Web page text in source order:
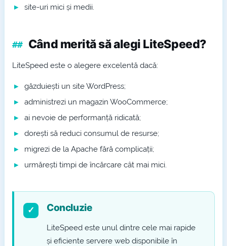
site-uri mici și medii.
Când merită să alegi LiteSpeed?
LiteSpeed este o alegere excelentă dacă:
găzduiești un site WordPress;
administrezi un magazin WooCommerce;
ai nevoie de performanță ridicată;
dorești să reduci consumul de resurse;
migrezi de la Apache fără complicații;
urmărești timpi de încărcare cât mai mici.
Concluzie
LiteSpeed este unul dintre cele mai rapide
și eficiente servere web disponibile în